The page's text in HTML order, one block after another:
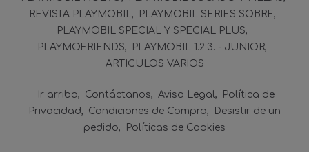
REVISTA PLAYMOBIL
PLAYMOBIL SERIES SOBRE
PLAYMOBIL SPECIAL Y SPECIAL PLUS
PLAYMOFRIENDS
PLAYMOBIL 1.2.3. - JUNIOR
ARTICULOS VARIOS
Ir arriba Contáctanos Aviso Legal
Política de
Privacidad
Condiciones de Compra
Desistir de un
pedido
Políticas de Cookies